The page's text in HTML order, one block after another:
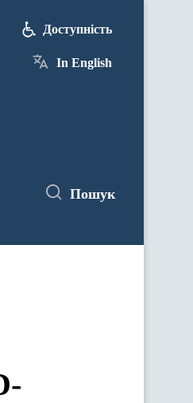
Доступність
In English
Пошук